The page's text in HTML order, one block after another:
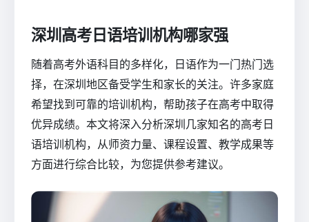
深圳高考日语培训机构哪家强
随着高考外语科目的多样化，日语作为一门热门选
择，在深圳地区备受学生和家长的关注。许多家庭
希望找到可靠的培训机构，帮助孩子在高考中取得
优异成绩。本文将深入分析深圳几家知名的高考日
语培训机构，从师资力量、课程设置、教学成果等
方面进行综合比较，为您提供参考建议。